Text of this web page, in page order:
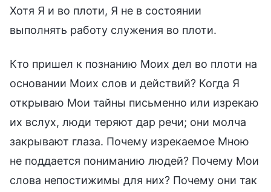
Хотя Я и во плоти, Я не в состоянии
выполнять работу служения во плоти.
Кто пришел к познанию Моих дел во плоти на
основании Моих слов и действий? Когда Я
открываю Мои тайны письменно или изрекаю
их вслух, люди теряют дар речи; они молча
закрывают глаза. Почему изрекаемое Мною
не поддается пониманию людей? Почему Мои
слова непостижимы для них? Почему они так